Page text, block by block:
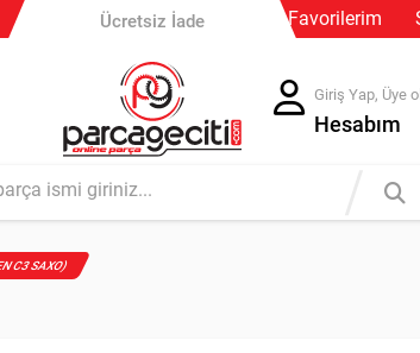
Ücretsiz İade
Favorilerim
Giriş Yap, Üye ol
Hesabım
C3 SAXO)